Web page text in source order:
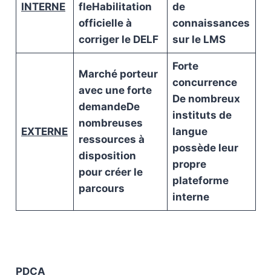
INTERNE
fleHabilitation
officielle à
corriger le DELF
de
connaissances
sur le LMS
EXTERNE
Marché porteur
avec une forte
demandeDe
nombreuses
ressources à
disposition
pour créer le
parcours
Forte
concurrence
De nombreux
instituts de
langue
possède leur
propre
plateforme
interne
PDCA